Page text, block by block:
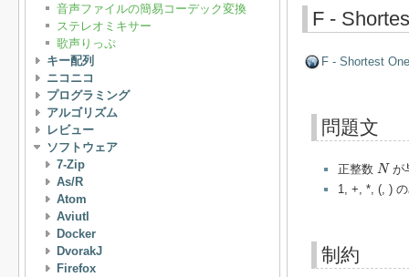
音声ファイルの簡易コーデック変換
ステレオミキサー
歌声りっぷ
キー配列
ニコニコ
プログラミング
アルゴリズム
レビュー
ソフトウェア
7-Zip
As/R
Atom
Aviutl
Docker
DvorakJ
Firefox
F -
F - Shortest
問題文
正整数 N
N が
1, +, *, (, )
制約